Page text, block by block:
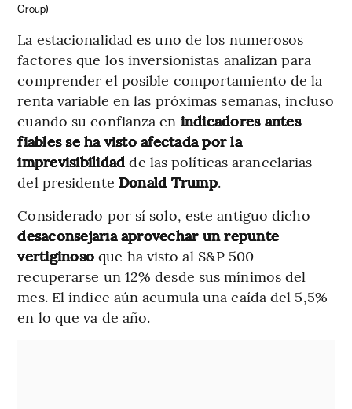
Group)
La estacionalidad es uno de los numerosos
factores que los inversionistas analizan para
comprender el posible comportamiento de la
renta variable en las próximas semanas, incluso
cuando su confianza en indicadores antes
fiables se ha visto afectada por la
imprevisibilidadde las políticas arancelarias
del presidente Donald Trump.
Considerado por sí solo, este antiguo dicho
desaconsejaría aprovechar un repunte
vertiginoso que ha visto al S&P 500
recuperarse un 12% desde sus mínimos del
mes. El índice aún acumula una caída del 5,5%
en lo que va de año.